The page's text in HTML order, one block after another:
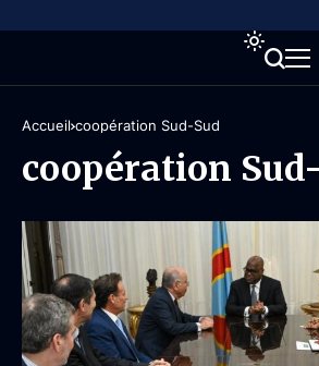
Accueil coopération Sud-Sud
coopération